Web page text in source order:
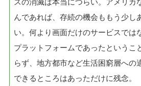
んであれば、存続の機会ももう少し
い。何より画面だけのサービスでは
プラットフォームであったというこ
らず、地方都市など生活困窮層への
できるところはあっただけに残念。